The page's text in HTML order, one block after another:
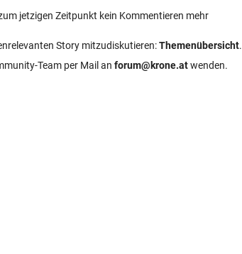
jetzigen Zeitpunkt kein Kommentieren mehr
Story mitzudiskutieren:Themenübersicht.
Team per Mail an forum@krone.atwenden.